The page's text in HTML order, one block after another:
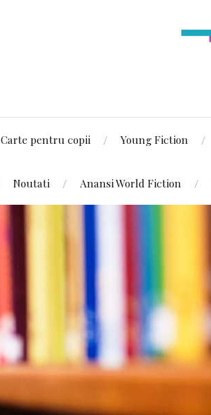
Carte pentru copii Young Fiction
Noutati Anansi World Fiction